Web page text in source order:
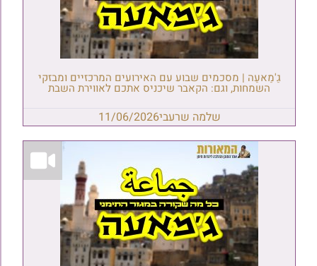
גַ'מַאעַה | מסכמים שבוע עם האירועים המרכזיים ומבזקי
השמחות, וגם: הקאבר שיכניס אתכם לאווירת השבת
שלמה שרעבי11/06/2026